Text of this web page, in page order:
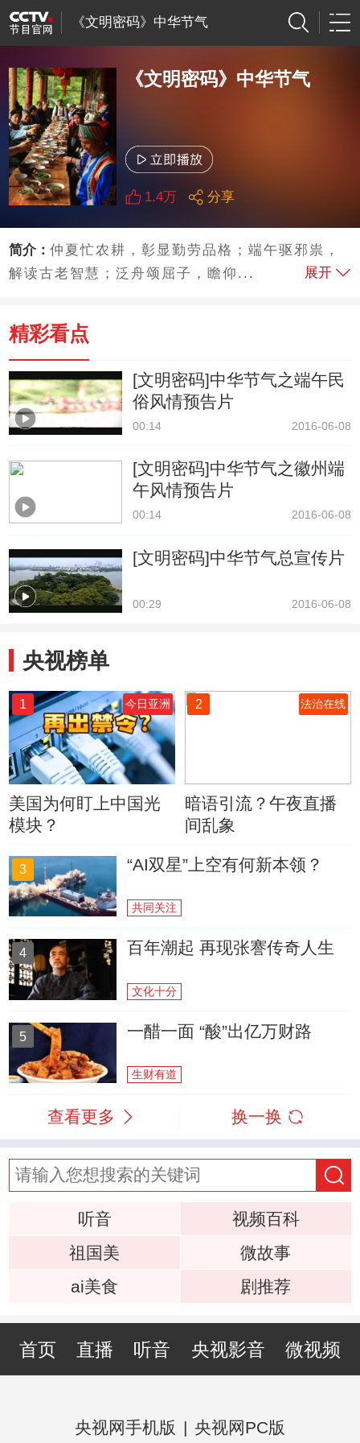
《文明密码》中华节气
《文明密码》中华节气
1.4万 分享
简介：仲夏忙农耕，彰显勤劳品格；端午驱邪祟，
解读古老智慧；泛舟颂屈子，瞻仰...
展开
精彩看点
[文明密码]中华节气之端午民
俗风情预告片
00:14 2016-06-08
[文明密码]中华节气之徽州端
午风情预告片
00:14 2016-06-08
[文明密码]中华节气总宣传片
00:29 2016-06-08
央视榜单
1 今日亚洲
美国为何盯上中国光
模块？
2 法治在线
暗语引流？午夜直播
间乱象
3 “AI双星”上空有何新本领？
共同关注
4 百年潮起 再现张謇传奇人生
文化十分
5 一醋一面 “酸”出亿万财路
生财有道
查看更多 换一换
听音
视频百科
祖国美
微故事
ai美食
剧推荐
首页 直播 听音 央视影音 微视频
央视网手机版 | 央视网PC版